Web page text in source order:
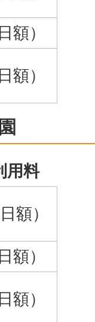
額）
額）
用料
額）
額）
額）